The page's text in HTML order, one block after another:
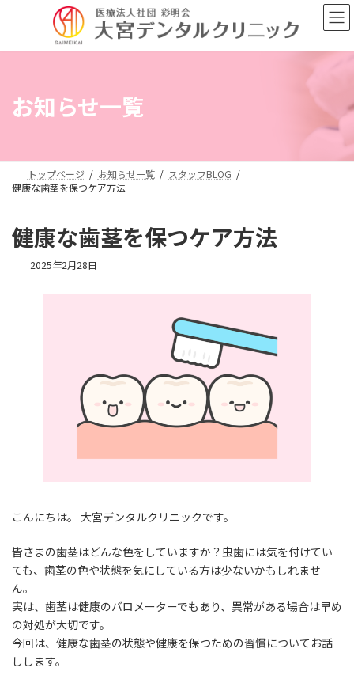
ン
ー
お知らせ一覧
トップページ お知らせ一覧
スタッフBLOG
健康な歯茎を保つケア方法
健康な歯茎を保つケア方法
2025年2月28日
こんにちは。 大宮デンタルクリニックです。
皆さまの歯茎はどんな色をしていますか？虫歯には気を付けてい
ても、歯茎の色や状態を気にしている方は少ないかもしれませ
ん。
実は、歯茎は健康のバロメーターでもあり、異常がある場合は早め
の対処が大切です。
今回は、健康な歯茎の状態や健康を保つための習慣についてお話
しします。